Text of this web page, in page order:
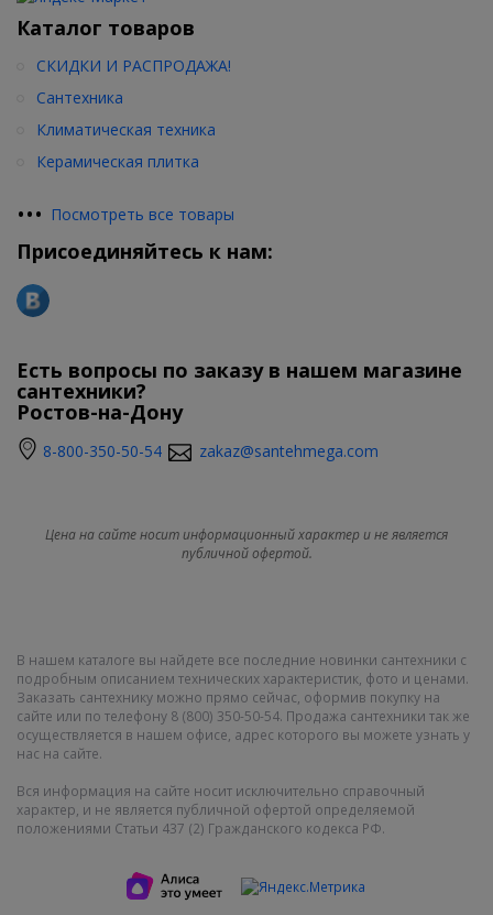
Каталог товаров
СКИДКИ И РАСПРОДАЖА!
Сантехника
Климатическая техника
Керамическая плитка
••• Посмотреть все товары
Присоединяйтесь к нам:
Есть вопросы по заказу в нашем магазине
сантехники?
Ростов-на-Дону
8-800-350-50-54 zakaz@santehmega.com
Цена на сайте носит информационный характер и не является
публичной офертой.
В нашем каталоге вы найдете все последние новинки сантехники с
подробным описанием технических характеристик, фото и ценами.
Заказать сантехнику можно прямо сейчас, оформив покупку на
сайте или по телефону 8 (800) 350-50-54. Продажа сантехники так же
осуществляется в нашем офисе, адрес которого вы можете узнать у
нас на сайте.
Вся информация на сайте носит исключительно справочный
характер, и не является публичной офертой определяемой
положениями Статьи 437 (2) Гражданского кодекса РФ.